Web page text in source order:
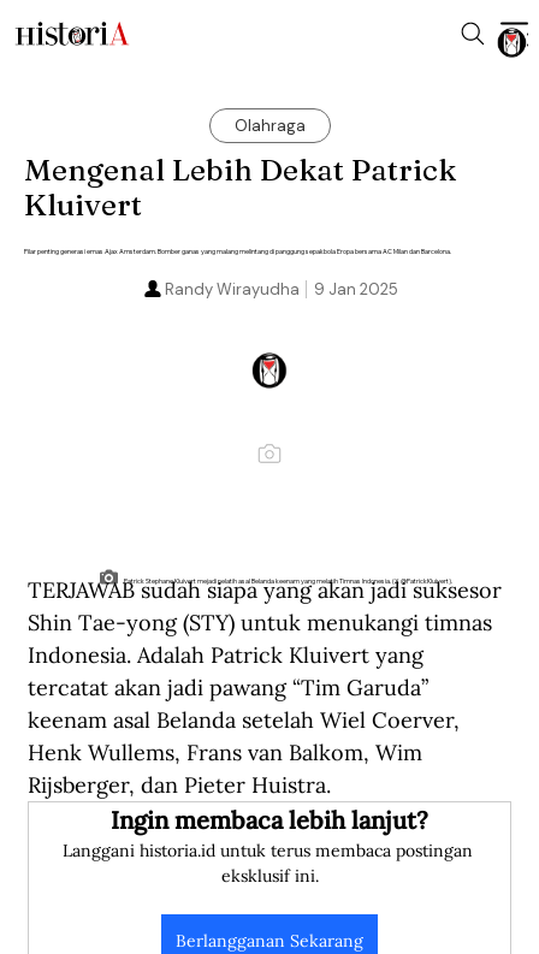
Olahraga
Mengenal Lebih Dekat Patrick
Kluivert
Pilar penting generasi emas Ajax Amsterdam. Bomber ganas yang malang melintang di panggung sepakbola Eropa bersama AC Milan dan Barcelona.
9 Jan 2025
Randy Wirayudha
Patrick Stephane Kluivert mejadi pelatih asal Belanda keenam yang melatih Timnas Indonesia. (X @PatrickKluivert).
TERJAWAB sudah siapa yang akan jadi suksesor
Shin Tae-yong (STY) untuk menukangi timnas
Indonesia. Adalah Patrick Kluivert yang
tercatat akan jadi pawang “Tim Garuda”
keenam asal Belanda setelah Wiel Coerver,
Henk Wullems, Frans van Balkom, Wim
Rijsberger, dan Pieter Huistra.
Ingin membaca lebih lanjut?
Langgani historia.id untuk terus membaca postingan
eksklusif ini.
Berlangganan Sekarang